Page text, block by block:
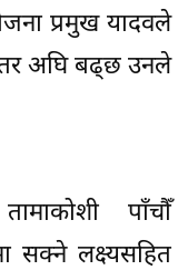
प्रमुख यादवले
अघि बढ्छ उनले
पाँचौँ
सक्ने लक्ष्यसहित